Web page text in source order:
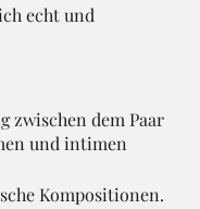
echt und
zwischen dem Paar
und intimen
Kompositionen.